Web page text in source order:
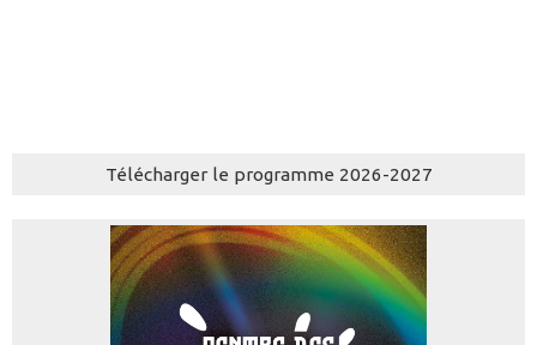
Télécharger le programme 2026-2027